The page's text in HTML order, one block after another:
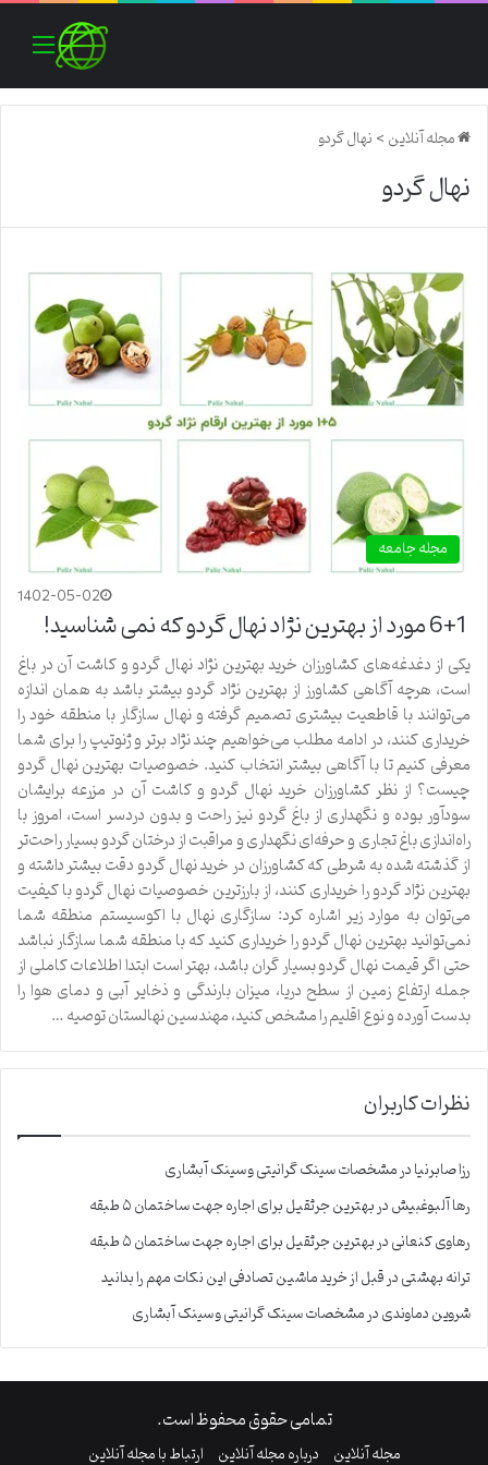
مجله آنلاین>نهال گردو
نهال گردو
مجله جامعه
1402-05-02
یکی از دغدغه‌های کشاورزان خرید بهترین نژاد نهال گردو و کاشت آن در باغ
است، هرچه آگاهی کشاورز از بهترین نژاد گردو بیشتر باشد به همان اندازه
می‌توانند با قاطعیت بیشتری تصمیم گرفته و نهال سازگار با منطقه خود را
خریداری کنند، در ادامه مطلب می‌خواهیم چند نژاد برتر و ژنوتیپ را برای شما
معرفی کنیم تا با آگاهی بیشتر انتخاب کنید. خصوصیات بهترین نهال گردو
چیست؟ از نظر کشاورزان خرید نهال گردو و کاشت آن در مزرعه برایشان
سودآور بوده و نگهداری از باغ گردو نیز راحت و بدون دردسر است، امروز با
راه‌اندازی باغ تجاری و حرفه‌ای نگهداری و مراقبت از درختان گردو بسیار راحت‌تر
از گذشته شده به شرطی که کشاورزان در خرید نهال گردو دقت بیشتر داشته و
بهترین نژاد گردو را خریداری کنند، از بارزترین خصوصیات نهال گردو با کیفیت
می‌توان به موارد زیر اشاره کرد: سازگاری نهال با اکوسیستم منطقه شما
نمی‌توانید بهترین نهال گردو را خریداری کنید که با منطقه شما سازگار نباشد
حتی اگر قیمت نهال گردو بسیار گران باشد، بهتر است ابتدا اطلاعات کاملی از
جمله ارتفاع زمین از سطح دریا، میزان بارندگی و ذخایر آبی و دمای هوا را
بدست آورده و نوع اقلیم را مشخص کنید، مهندسین نهالستان توصیه …
نظرات کاربران
رزا صابرنیادرمشخصات سینک گرانیتی و سینک آبشاری
رها آلبوغبیشدربهترین جرثقیل برای اجاره جهت ساختمان ۵ طبقه
رهاوی کنعانیدربهترین جرثقیل برای اجاره جهت ساختمان ۵ طبقه
ترانه بهشتیدرقبل از خرید ماشین تصادفی این نکات مهم را بدانید
شروین دماوندیدرمشخصات سینک گرانیتی و سینک آبشاری
تمامی حقوق محفوظ است.
مجله آنلاین درباره مجله آنلاین ارتباط با مجله آنلاین